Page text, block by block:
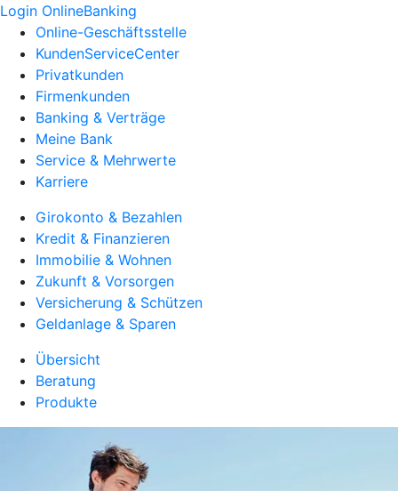
Login OnlineBanking
Online-Geschäftsstelle
KundenServiceCenter
Privatkunden
Firmenkunden
Banking & Verträge
Meine Bank
Service & Mehrwerte
Karriere
Girokonto & Bezahlen
Kredit & Finanzieren
Immobilie & Wohnen
Zukunft & Vorsorgen
Versicherung & Schützen
Geldanlage & Sparen
Übersicht
Beratung
Produkte